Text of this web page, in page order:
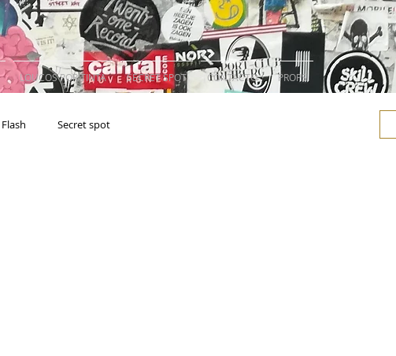
LOUCOS POR TINTA SECRET SPOT CONTACTO PROPS
Flash Secret spot